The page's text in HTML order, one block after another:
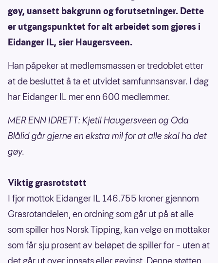
gøy, uansett bakgrunn og forutsetninger. Dette
er utgangspunktet for alt arbeidet som gjøres i
Eidanger IL, sier Haugersveen.
Han påpeker at medlemsmassen er tredoblet etter
at de besluttet å ta et utvidet samfunnsansvar. I dag
har Eidanger IL mer enn 600 medlemmer.
MER ENN IDRETT: Kjetil Haugersveen og Oda
Blålid går gjerne en ekstra mil for at alle skal ha det
gøy.
Viktig grasrotstøtt
I fjor mottok Eidanger IL 146.755 kroner gjennom
Grasrotandelen, en ordning som går ut på at alle
som spiller hos Norsk Tipping, kan velge en mottaker
som får sju prosent av beløpet de spiller for – uten at